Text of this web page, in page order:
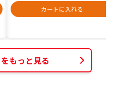
カートに入れる
もっと見る